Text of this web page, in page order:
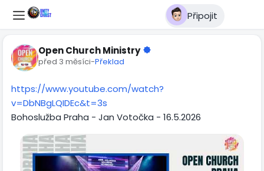
Připojit
Open Church Ministry
před 3 měsíci-Překlad
https://www.youtube.com/watch?
v=DbNBgLQIDEc&t=3s
Bohoslužba Praha - Jan Votočka - 16.5.2026